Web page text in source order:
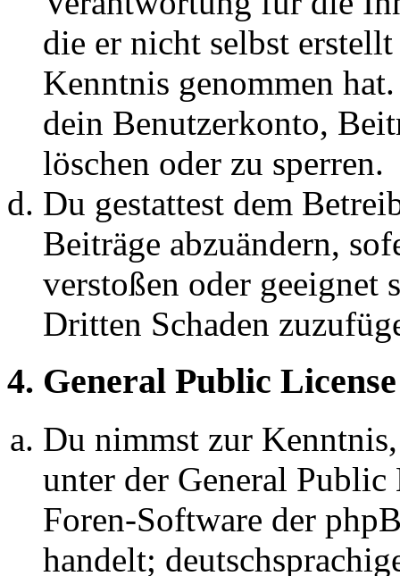
die er nicht selbst
Kenntnis genommen
dein Benutzerkonto,
löschen oder zu sperren.
Du gestattest dem
Beiträge abzuändern,
verstoßen oder geeignet
Dritten Schaden
4. General Public License
Du nimmst zur
unter der General
Foren-Software der
handelt;